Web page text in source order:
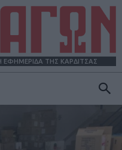
ΕΦΗΜΕΡΙΔΑ ΤΗΣ ΚΑΡΔΙΤΣΑΣ